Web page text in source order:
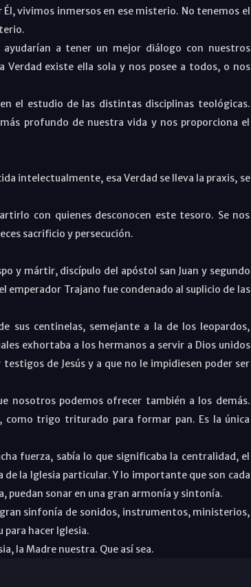
vivimos inmersos en ese misterio. No tenemos el
a tener un mejor diálogo con nuestros
existe ella sola y nos posee a todos, o nos
el estudio de las distintas disciplinas teológicas.
profundo de nuestra vida y nos proporciona el
intelectualmente, esa Verdad se lleva la praxis, se
con quienes desconocen este tesoro. Se nos
sacrificio y persecución.
y mártir, discípulo del apóstol san Juan y segundo
emperador Trajano fue condenado al suplicio de las
sus centinelas, semejante a la de los leopardos,
exhortaba a los hermanos a servir a Dios unidos
de Jesús y a que no le impidiesen poder ser
nosotros podemos ofrecer también a los demás.
como trigo triturado para formar pan. Es la única
fuerza, sabía lo que significaba la centralidad, el
la Iglesia particular. Y lo importante que son cada
puedan sonar en una gran armonía y sintonía.
sinfonía de sonidos, instrumentos, ministerios,
hacer Iglesia.
la Madre nuestra. Que así sea.